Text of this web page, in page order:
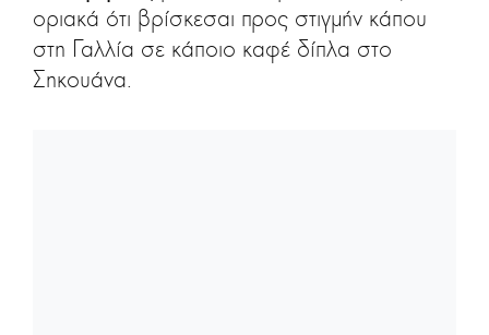
οριακά ότι βρίσκεσαι προς στιγμήν κάπου
στη Γαλλία σε κάποιο καφέ δίπλα στο
Σηκουάνα.